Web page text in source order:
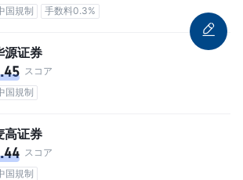
国規制
手数料0.3%
源证券
スコア
国規制
高证券
スコア
国規制